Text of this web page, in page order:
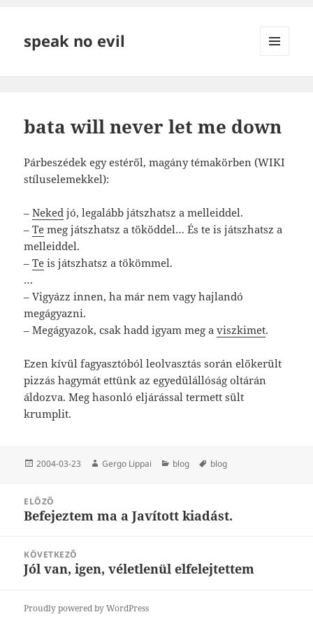
speak no evil
bata will never let me down
Párbeszédek egy estéről, magány témakörben (WIKI
stíluselemekkel):
–Neked jó, legalább játszhatsz a melleiddel.
–Te meg játszhatsz a tököddel… És te is játszhatsz a
melleiddel.
–Te is játszhatsz a tökömmel.
…
– Vigyázz innen, ha már nem vagy hajlandó
megágyazni.
– Megágyazok, csak hadd igyam meg aviszkimet.
Ezen kívül fagyasztóból leolvasztás során előkerült
pizzás hagymát ettünk az egyedülállóság oltárán
áldozva. Meg hasonló eljárással termett sült
krumplit.
Közzétéve
2004-03-23 Szerző
Gergo Lippai Kategória
blog Címke
blog
navigáció
ELŐZŐ
Korábbi
Befejeztem ma a Javított kiadást.
KÖVETKEZŐ
Következő
Jól van, igen, véletlenül elfelejtettem
Proudly powered by WordPress